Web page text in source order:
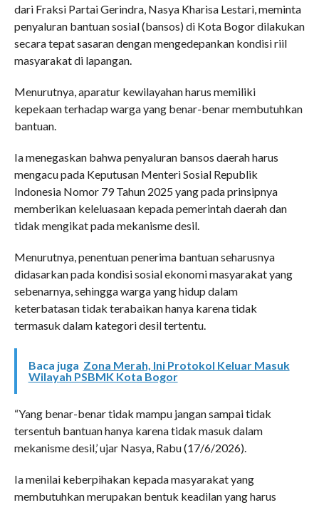
dari Fraksi Partai Gerindra, Nasya Kharisa Lestari, meminta
penyaluran bantuan sosial (bansos) di Kota Bogor dilakukan
secara tepat sasaran dengan mengedepankan kondisi riil
masyarakat di lapangan.
Menurutnya, aparatur kewilayahan harus memiliki
kepekaan terhadap warga yang benar-benar membutuhkan
bantuan.
Ia menegaskan bahwa penyaluran bansos daerah harus
mengacu pada Keputusan Menteri Sosial Republik
Indonesia Nomor 79 Tahun 2025 yang pada prinsipnya
memberikan keleluasaan kepada pemerintah daerah dan
tidak mengikat pada mekanisme desil.
Menurutnya, penentuan penerima bantuan seharusnya
didasarkan pada kondisi sosial ekonomi masyarakat yang
sebenarnya, sehingga warga yang hidup dalam
keterbatasan tidak terabaikan hanya karena tidak
termasuk dalam kategori desil tertentu.
Baca juga Zona Merah, Ini Protokol Keluar Masuk
Wilayah PSBMK Kota Bogor
“Yang benar-benar tidak mampu jangan sampai tidak
tersentuh bantuan hanya karena tidak masuk dalam
mekanisme desil,’ ujar Nasya, Rabu (17/6/2026).
Ia menilai keberpihakan kepada masyarakat yang
membutuhkan merupakan bentuk keadilan yang harus